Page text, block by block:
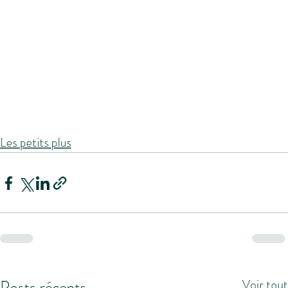
Les petits plus